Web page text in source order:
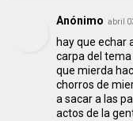
Anónimo abril
hay que echar
carpa del
que mierda
chorros de
a sacar a las
actos de la